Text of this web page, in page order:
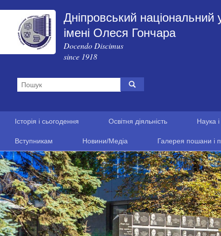
Дніпровський національний
імені Олеся Гончара
Docendo Discimus
since 1918
Історія і сьогодення Освітня діяльність Наука
Вступникам Новини/Медіа Галерея пошани і